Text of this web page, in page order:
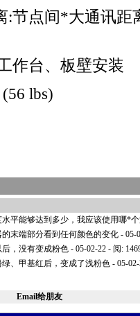
:节点间*大通讯距
作台、板壁安装
lbs)
平能够达到多少，我应该使用哪*
末端部分看到任何颜色的变化 - 05-
，没有变成粉色 - 05-02-22 - 阅:
、甲基红后，变成了浅粉色 - 05-
Email给朋友